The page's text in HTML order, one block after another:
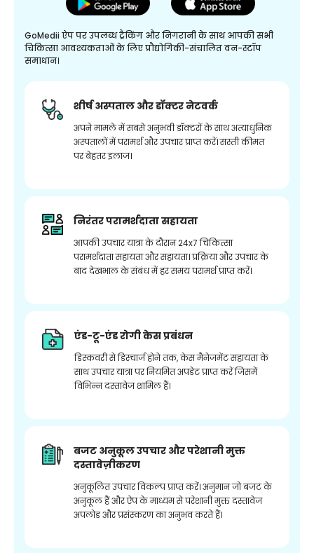
GoMedii ऐप पर उपलब्ध ट्रैकिंग और निगरानी के साथ आपकी सभी
चिकित्सा आवश्यकताओं के लिए प्रौद्योगिकी-संचालित वन-स्टॉप
समाधान।
शीर्ष अस्पताल और डॉक्टर नेटवर्क
अपने मामले में सबसे अनुभवी डॉक्टरों के साथ अत्याधुनिक
अस्पतालों में परामर्श और उपचार प्राप्त करें। सस्ती कीमत
पर बेहतर इलाज।
निरंतर परामर्शदाता सहायता
आपकी उपचार यात्रा के दौरान 24x7 चिकित्सा
परामर्शदाता सहायता और सहायता। प्रक्रिया और उपचार के
बाद देखभाल के संबंध में हर समय परामर्श प्राप्त करें।
एंड-टू-एंड रोगी केस प्रबंधन
डिस्कवरी से डिस्चार्ज होने तक, केस मैनेजमेंट सहायता के
साथ उपचार यात्रा पर नियमित अपडेट प्राप्त करें जिसमें
विभिन्न दस्तावेज शामिल हैं।
बजट अनुकूल उपचार और परेशानी मुक्त
दस्तावेज़ीकरण
अनुकूलित उपचार विकल्प प्राप्त करें। अनुमान जो बजट के
अनुकूल हैं और ऐप के माध्यम से परेशानी मुक्त दस्तावेज
अपलोड और प्रसंस्करण का अनुभव करते हैं।